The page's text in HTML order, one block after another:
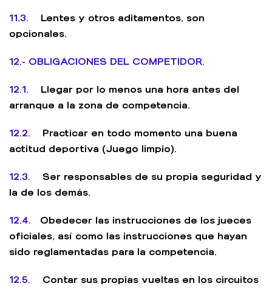
11.3. Lentes y otros aditamentos, son
opcionales.
12.- OBLIGACIONES DEL COMPETIDOR.
12.1. Llegar por lo menos una hora antes del
arranque a la zona de competencia.
12.2. Practicar en todo momento una buena
actitud deportiva (Juego limpio).
12.3. Ser responsables de su propia seguridad y
la de los demás.
12.4. Obedecer las instrucciones de los jueces
oficiales, así como las instrucciones que hayan
sido reglamentadas para la competencia.
12.5. Contar sus propias vueltas en los circuitos